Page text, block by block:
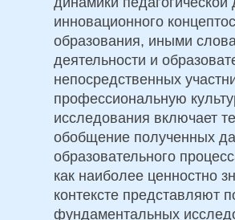
инновационного
образования, иными
деятельности и
непосредственных
профессиональную
исследования включает
обобщение полученных
образовательного
как наиболее ценностно
контексте представляют
фундаментальных